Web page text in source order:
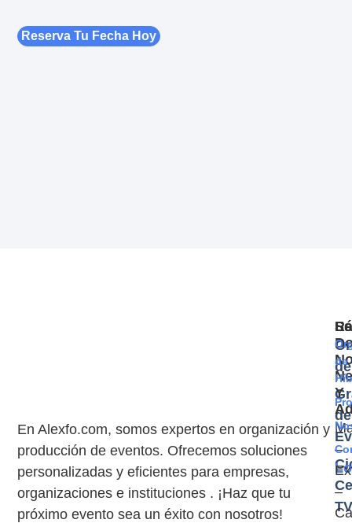
Reserva Tu Fecha Hoy
En Alexfo.com, somos expertos en organización y
producción de eventos. Ofrecemos soluciones
personalizadas y eficientes para empresas,
organizaciones e instituciones . ¡Haz que tu
próximo evento sea un éxito con nosotros!
de
TV
de
Y
–
–